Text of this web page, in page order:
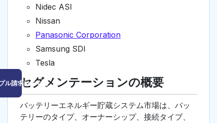
ル請求はこちら
Nidec ASI
Nissan
Panasonic Corporation
Samsung SDI
Tesla
セグメンテーションの概要
バッテリーエネルギー貯蔵システム市場は、バッ
テリーのタイプ、オーナーシップ、接続タイプ、